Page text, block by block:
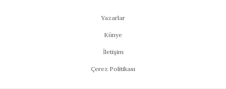
Yazarlar
Künye
İletişim
Çerez Politikası